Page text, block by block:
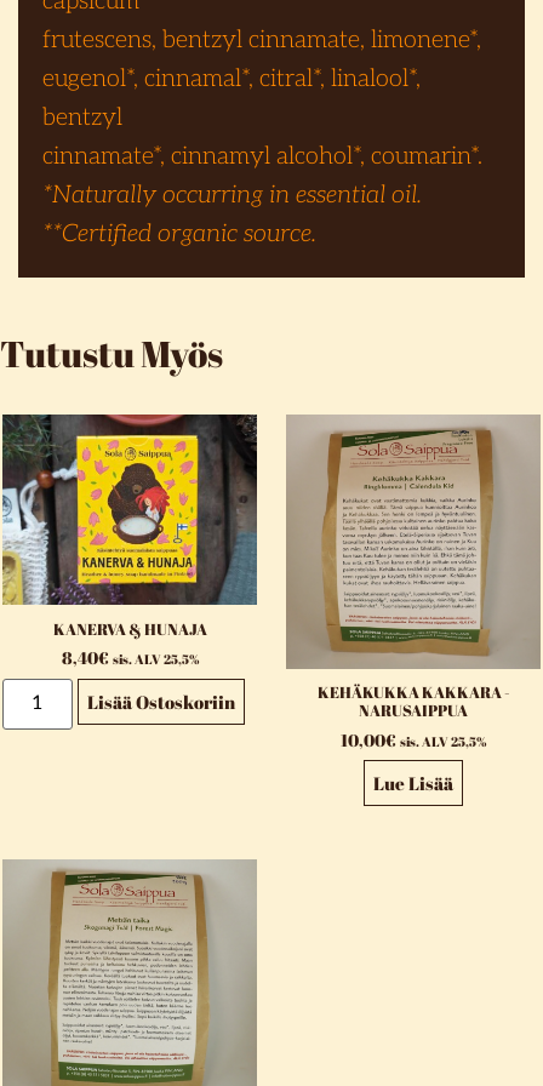
frutescens, bentzyl cinnamate, limonene*,
eugenol*, cinnamal*, citral*, linalool*,
bentzyl
cinnamate*, cinnamyl alcohol*, coumarin*.
*Naturally occurring in essential oil.
**Certified organic source.
Tutustu Myös
KANERVA & HUNAJA
8,40€ sis. ALV 25,5%
Lisää Ostoskoriin
KEHÄKUKKA KAKKARA -
NARUSAIPPUA
10,00€ sis. ALV 25,5%
Lue Lisää